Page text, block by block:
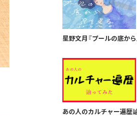
星野文月『プールの底から
あの人のカルチャー遍歴